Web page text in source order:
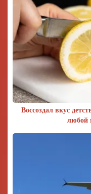
Воссоздал вкус
любой